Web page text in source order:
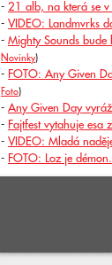
- 21 alb, na která se v
- VIDEO: Landmvrks
- Mighty Sounds bude
Novinky)
- FOTO: Any Given
Foto)
- Any Given Day
- Fajtfest vytahuje esa
- VIDEO: Mladá
- FOTO: Loz je